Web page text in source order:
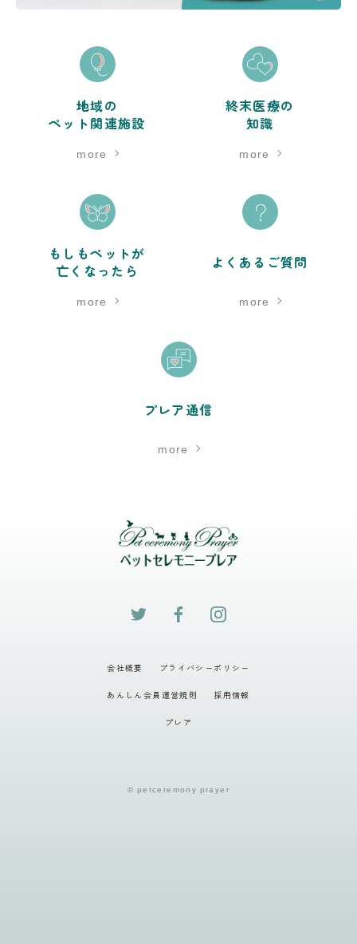
地域の
ペット関連施設
more
終末医療の
知識
more
もしもペットが
亡くなったら
more
よくあるご質問
more
プレア通信
more
会社概要 プライバシーポリシー
あんしん会員運営規則 採用情報
プレア
© petceremony prayer